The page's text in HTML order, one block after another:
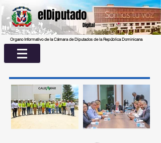
elDiputado
Digital
Organo Informativo de la Cámara de Diputados de la República Dominicana